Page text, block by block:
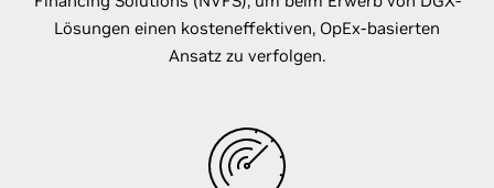
Lösungen einen kosteneffektiven, OpEx-basierten
Ansatz zu verfolgen.